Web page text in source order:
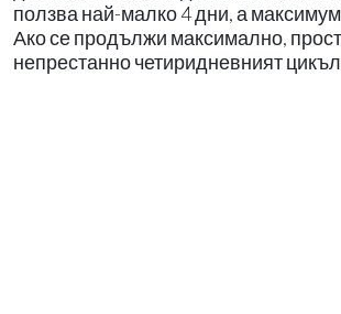
ползва най-малко 4 дни, а
Ако се продължи максимално,
непрестанно четиридневният